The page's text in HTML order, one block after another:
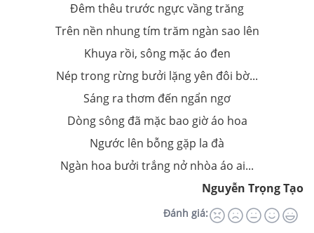
Đêm thêu trước ngực vầng trăng
Trên nền nhung tím trăm ngàn sao lên
Khuya rồi, sông mặc áo đen
Nép trong rừng bưởi lặng yên đôi bờ...
Sáng ra thơm đến ngẩn ngơ
Dòng sông đã mặc bao giờ áo hoa
Ngước lên bỗng gặp la đà
Ngàn hoa bưởi trắng nở nhòa áo ai...
Nguyễn Trọng Tạo
Đánh giá: